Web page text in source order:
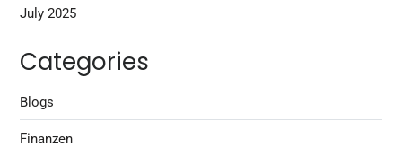
July 2025
Categories
Blogs
Finanzen